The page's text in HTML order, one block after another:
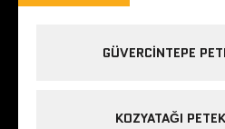
GÜVERCINTEPE
KOZYATAĞI